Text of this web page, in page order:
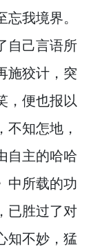
忘我境界。
自己言语所
施狡计， 突
， 便也报以
不知怎地，
自主的哈哈
中所载的功
已胜过了对
知不妙， 猛